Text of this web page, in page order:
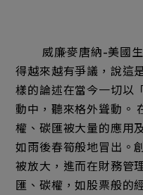
威廉·麥唐納-美國生
得越來越有爭議，說這
樣的論述在當今一切以
動中，聽來格外聳動。
權、碳匯被大量的應用
如雨後春筍般地冒出。
被放大，進而在財務管
匯、碳權，如股票般的